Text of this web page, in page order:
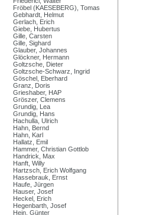
Fröbel (KAESEBERG), Tomas
Gebhardt, Helmut
Gerlach, Erich
Giebe, Hubertus
Gille, Carsten
Gille, Sighard
Glauber, Johannes
Glöckner, Hermann
Goltzsche, Dieter
Goltzsche-Schwarz, Ingrid
Göschel, Eberhard
Granz, Doris
Grieshaber, HAP
Gröszer, Clemens
Grundig, Lea
Grundig, Hans
Hachulla, Ulrich
Hahn, Bernd
Hahn, Karl
Hallatz, Emil
Hammer, Christian Gottlob
Handrick, Max
Hanft, Willy
Hartzsch, Erich Wolfgang
Hassebrauk, Ernst
Haufe, Jürgen
Hauser, Josef
Heckel, Erich
Hegenbarth, Josef
Hein, Günter